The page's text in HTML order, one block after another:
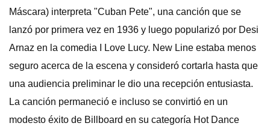
Máscara) interpreta "Cuban Pete", una canción que se
lanzó por primera vez en 1936 y luego popularizó por Desi
Arnaz en la comedia I Love Lucy. New Line estaba menos
seguro acerca de la escena y consideró cortarla hasta que
una audiencia preliminar le dio una recepción entusiasta.
La canción permaneció e incluso se convirtió en un
modesto éxito de Billboard en su categoría Hot Dance